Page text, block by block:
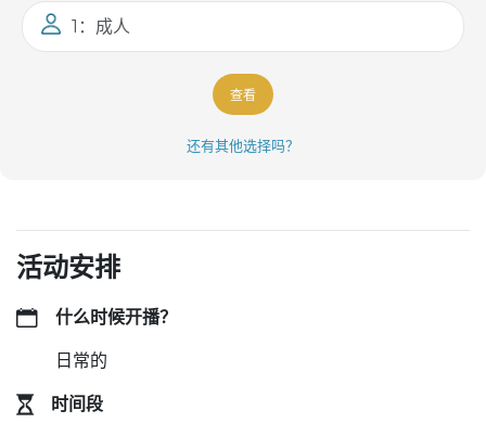
1：成人
查看
还有其他选择吗？
活动安排
什么时候开播？
日常的
时间段